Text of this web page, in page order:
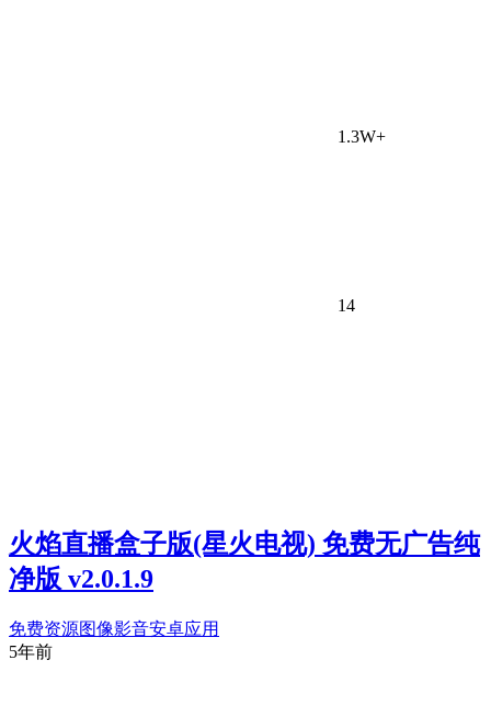
1.3W+
14
火焰直播盒子版(星火电视) 免费无广告纯
净版 v2.0.1.9
免费资源图像影音安卓应用
5年前